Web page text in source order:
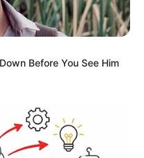
Before You See Him